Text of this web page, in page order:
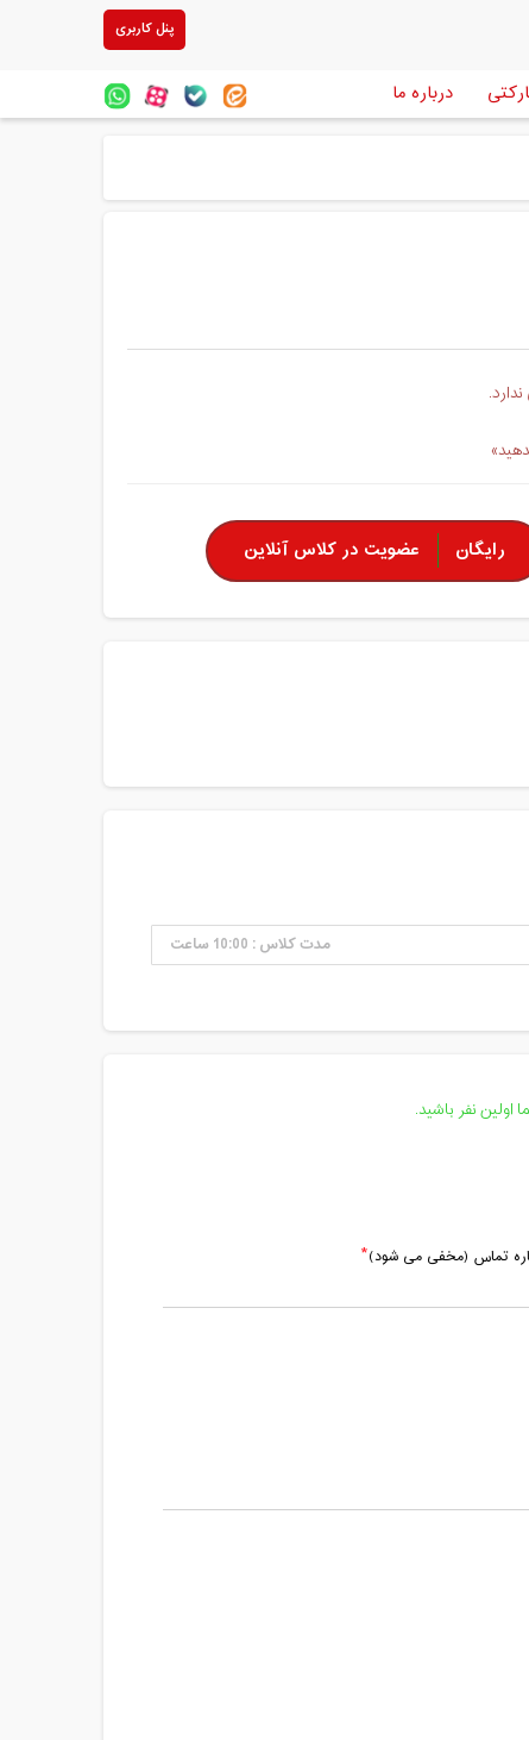
پنل کاربری
درباره ما
رایگان عضویت در کلاس آنلاین
مدت کلاس : 10:00 ساعت
نفر باشید.
تماس (مخفی می شود)